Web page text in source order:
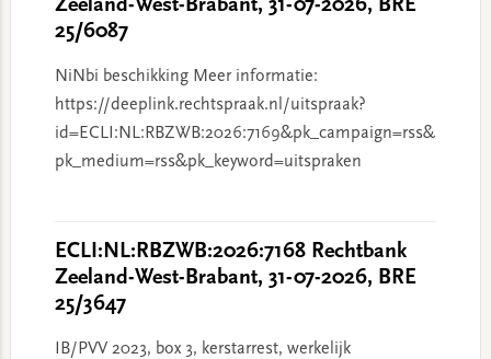
Zeeland-West-Brabant, 31-07-2026, BRE
25/6087
NiNbi beschikking Meer informatie:
https://deeplink.rechtspraak.nl/uitspraak?
id=ECLI:NL:RBZWB:2026:7169&pk_campaign=rss&
pk_medium=rss&pk_keyword=uitspraken
ECLI:NL:RBZWB:2026:7168 Rechtbank
Zeeland-West-Brabant, 31-07-2026, BRE
25/3647
IB/PVV 2023, box 3, kerstarrest, werkelijk